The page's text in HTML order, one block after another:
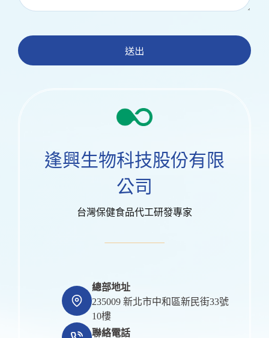
逢興生物科技股份有限
公司
台灣保健食品代工研發專家
總部地址
235009 新北市中和區新民街33號
10樓
聯絡電話
送出